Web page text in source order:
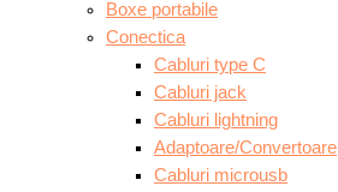
Boxe portabile
Conectica
Cabluri type C
Cabluri jack
Cabluri lightning
Adaptoare/Convertoare
Cabluri microusb